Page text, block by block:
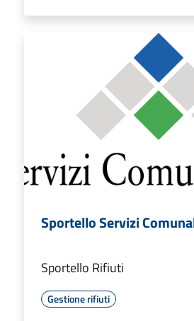
Sportello Servizi
Sportello Rifiuti
Gestione rifiuti